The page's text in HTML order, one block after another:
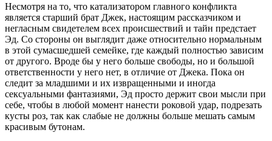
Несмотря на то, что катализатором главного конфликта
является старший брат Джек, настоящим рассказчиком и
негласным свидетелем всех происшествий и тайн предстает
Эд. Со стороны он выглядит даже относительно нормальным
в этой сумасшедшей семейке, где каждый полностью зависим
от другого. Вроде бы у него больше свободы, но и большой
ответственности у него нет, в отличие от Джека. Пока он
следит за младшими и их извращенными и иногда
сексуальными фантазиями, Эд просто держит свои мысли при
себе, чтобы в любой момент нанести роковой удар, подрезать
кусты роз, так как слабые не должны больше мешать самым
красивым бутонам.